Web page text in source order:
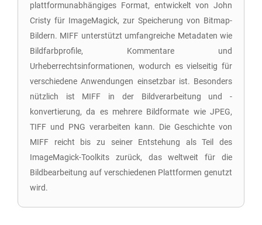
plattformunabhängiges Format, entwickelt von John
Cristy für ImageMagick, zur Speicherung von Bitmap-
Bildern. MIFF unterstützt umfangreiche Metadaten wie
Bildfarbprofile, Kommentare und
Urheberrechtsinformationen, wodurch es vielseitig für
verschiedene Anwendungen einsetzbar ist. Besonders
nützlich ist MIFF in der Bildverarbeitung und -
konvertierung, da es mehrere Bildformate wie JPEG,
TIFF und PNG verarbeiten kann. Die Geschichte von
MIFF reicht bis zu seiner Entstehung als Teil des
ImageMagick-Toolkits zurück, das weltweit für die
Bildbearbeitung auf verschiedenen Plattformen genutzt
wird.